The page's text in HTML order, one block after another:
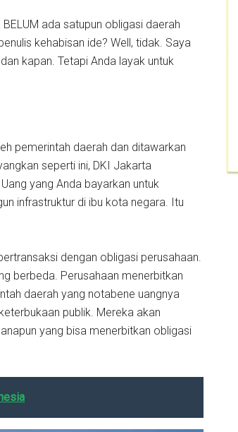
ada satupun obligasi daerah
kehabisan ide? Well, tidak. Saya
kapan. Tetapi Anda layak untuk
pemerintah daerah dan ditawarkan
seperti ini, DKI Jakarta
yang Anda bayarkan untuk
infrastruktur di ibu kota negara. Itu
dengan obligasi perusahaan.
berbeda. Perusahaan menerbitkan
daerah yang notabene uangnya
publik. Mereka akan
yang bisa menerbitkan obligasi